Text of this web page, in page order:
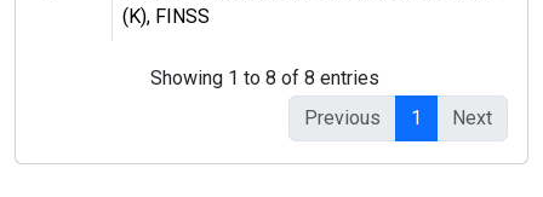
(K), FINSS
Showing 1 to 8 of 8 entries
Previous
1 Next